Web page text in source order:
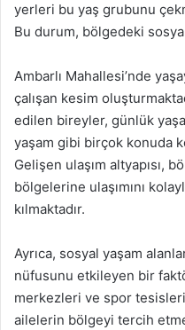
yerleri bu yaş grubunu
Bu durum, bölgedeki
Ambarlı Mahallesi’nde
çalışan kesim
edilen bireyler, günlük
yaşam gibi birçok konuda
Gelişen ulaşım altyapısı,
bölgelerine ulaşımını
kılmaktadır.
Ayrıca, sosyal yaşam
nüfusunu etkileyen bir
merkezleri ve spor
ailelerin bölgeyi tercih